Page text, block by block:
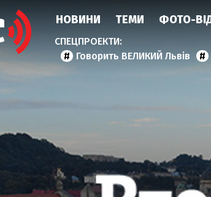
НОВИНИ ТЕМИ ФОТО-
Говорить ВЕЛИКИЙ Львів